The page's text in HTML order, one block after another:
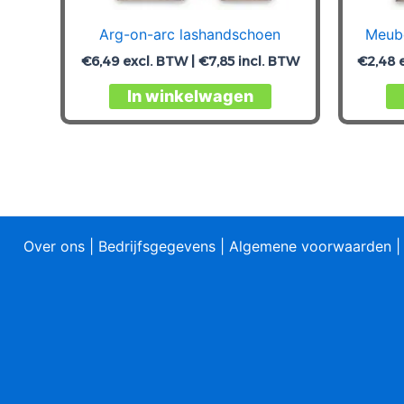
Arg-on-arc lashandschoen
€6,49excl. BTW | €7,85incl. BTW
In winkelwagen
Dit
product
kan
€2,48
Over ons Bedrijfsgegevens Algemene voorwaarden